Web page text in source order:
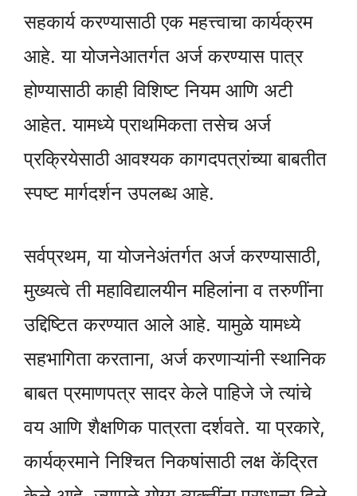
सहकार्य करण्यासाठी एक महत्त्वाचा कार्यक्रम
आहे. या योजनेआतर्गत अर्ज करण्यास पात्र
होण्यासाठी काही विशिष्ट नियम आणि अटी
आहेत. यामध्ये प्राथमिकता तसेच अर्ज
प्रक्रियेसाठी आवश्यक कागदपत्रांच्या बाबतीत
स्पष्ट मार्गदर्शन उपलब्ध आहे.
सर्वप्रथम, या योजनेअंतर्गत अर्ज करण्यासाठी,
मुख्यत्वे ती महाविद्यालयीन महिलांना व तरुणींना
उद्दिष्टित करण्यात आले आहे. यामुळे यामध्ये
सहभागिता करताना, अर्ज करणाऱ्यांनी स्थानिक
बाबत प्रमाणपत्र सादर केले पाहिजे जे त्यांचे
वय आणि शैक्षणिक पात्रता दर्शवते. या प्रकारे,
कार्यक्रमाने निश्चित निकषांसाठी लक्ष केंद्रित